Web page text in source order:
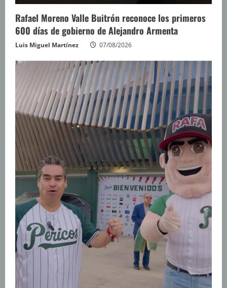
Rafael Moreno Valle Buitrón reconoce los primeros
600 días de gobierno de Alejandro Armenta
Luis Miguel Martínez 07/08/2026